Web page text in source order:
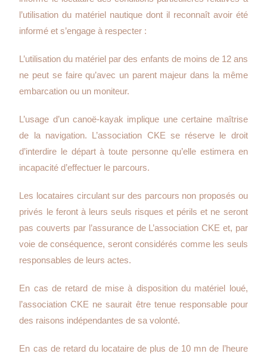
l’utilisation du matériel nautique dont il reconnaît avoir été
informé et s’engage à respecter :
L’utilisation du matériel par des enfants de moins de 12 ans
ne peut se faire qu’avec un parent majeur dans la même
embarcation ou un moniteur.
L’usage d’un canoë-kayak implique une certaine maîtrise
de la navigation. L’association CKE se réserve le droit
d’interdire le départ à toute personne qu’elle estimera en
incapacité d’effectuer le parcours.
Les locataires circulant sur des parcours non proposés ou
privés le feront à leurs seuls risques et périls et ne seront
pas couverts par l’assurance de L’association CKE et, par
voie de conséquence, seront considérés comme les seuls
responsables de leurs actes.
En cas de retard de mise à disposition du matériel loué,
l’association CKE ne saurait être tenue responsable pour
des raisons indépendantes de sa volonté.
En cas de retard du locataire de plus de 10 mn de l’heure